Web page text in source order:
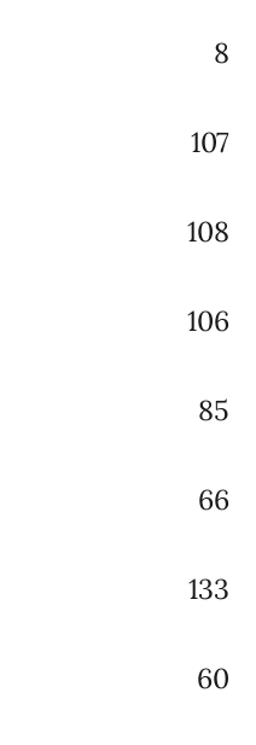
8
107
108
106
85
66
133
60